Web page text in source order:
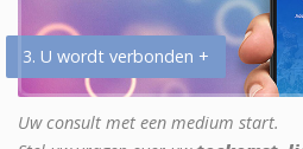
3. U wordt verbonden +
Uw consult met een medium start.